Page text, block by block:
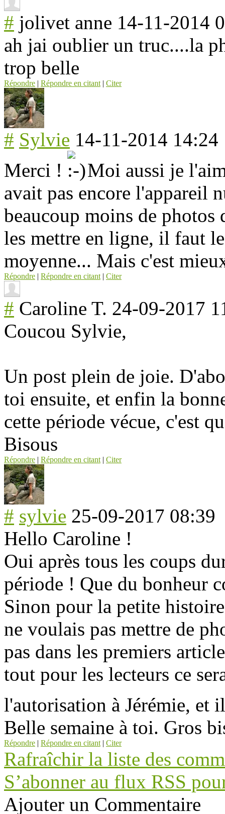
# jolivet anne 14-11-2014
ah jai oublier un truc....la
trop belle
Répondre | Répondre en citant | Citer
# Sylvie 14-11-2014 14:24
Merci !
Moi aussi je
avait pas encore l'appareil
beaucoup moins de
les mettre en ligne, il faut
moyenne... Mais c'est
Répondre | Répondre en citant | Citer
# Caroline T. 24-09-2017
Coucou Sylvie,
Un post plein de joie.
toi ensuite, et enfin la
cette période vécue, c'est
Bisous
Répondre | Répondre en citant | Citer
# sylvie 25-09-2017 08:39
Hello Caroline !
Oui après tous les coups
période ! Que du bonheur
Sinon pour la petite
ne voulais pas mettre de
pas dans les premiers
tout pour les lecteurs ce
l'autorisation à Jérémie, et
Belle semaine à toi. Gros
Répondre | Répondre en citant | Citer
Rafraîchir la liste des
S’abonner au flux RSS
Ajouter un Commentaire